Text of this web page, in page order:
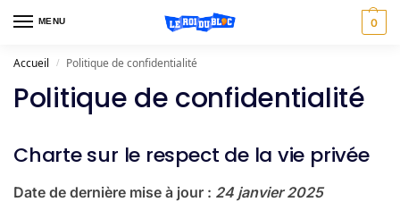
MENU 0
Accueil / Politique de confidentialité
Politique de confidentialité
Charte sur le respect de la vie privée
Date de dernière mise à jour : 24 janvier 2025